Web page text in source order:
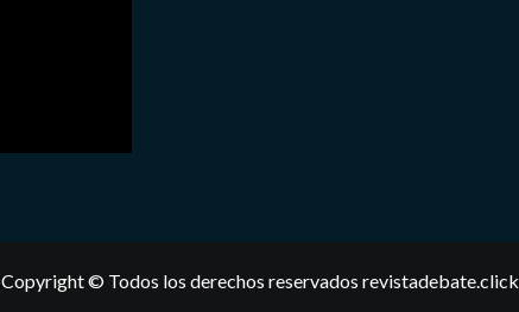
Copyright © Todos los derechos reservados revistadebate.click